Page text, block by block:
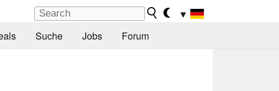
▼
Suche Jobs Forum